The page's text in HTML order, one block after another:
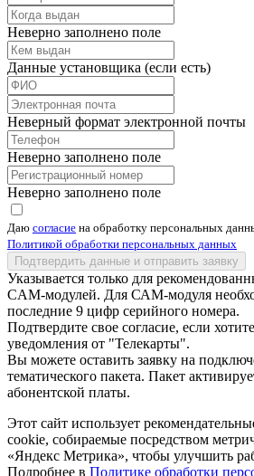
Неверно заполнено поле
Данные установщика (если есть)
Неверный формат электронной почты
Неверно заполнено поле
Неверно заполнено поле
Даю согласие на обработку персональных
Политикой обработки персональных данных
Подтвердить данные и отправить заявку
Указывается только для
CAM-модулей. Для САМ-модуля
последние 9 цифр серийного номера.
Подтвердите свое согласие, если
уведомления от "Телекарты".
Вы можете оставить заявку на
тематического пакета. Пакет
абонентской платы.
Этот сайт использует
cookie, собираемые посредством
«Яндекс Метрика», чтобы улучшить
Подробнее в Политике обработки